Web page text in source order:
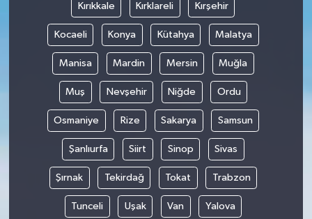
Kırıkkale Kırklareli Kırşehir
Kocaeli Konya Kütahya Malatya
Manisa Mardin Mersin Muğla
Muş Nevşehir Niğde Ordu
Osmaniye Rize Sakarya Samsun
Şanlıurfa Siirt Sinop Sivas
Şırnak Tekirdağ Tokat Trabzon
Tunceli Uşak Van Yalova